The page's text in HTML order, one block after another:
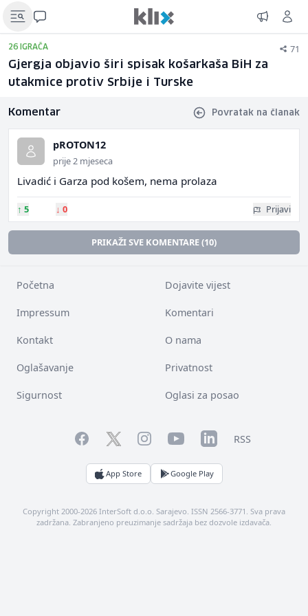
26 IGRAČA 71
Gjergja objavio širi spisak košarkaša BiH za
utakmice protiv Srbije i Turske
Komentar Povratak na članak
pROTON12
prije 2 mjeseca
Livadić i Garza pod košem, nema prolaza
↑ 5 ↓ 0 Prijavi
PRIKAŽI SVE KOMENTARE (10)
Početna Dojavite vijest
Impressum Komentari
Kontakt O nama
Oglašavanje Privatnost
Sigurnost Oglasi za posao
FacebookTwitterInstagramYouTubeLinkedInRSS
App Store Google Play
Copyright 2000-2026 InterSoft d.o.o. Sarajevo. ISSN 2566-3771. Sva prava
zadržana. Zabranjeno preuzimanje sadržaja bez dozvole izdavača.